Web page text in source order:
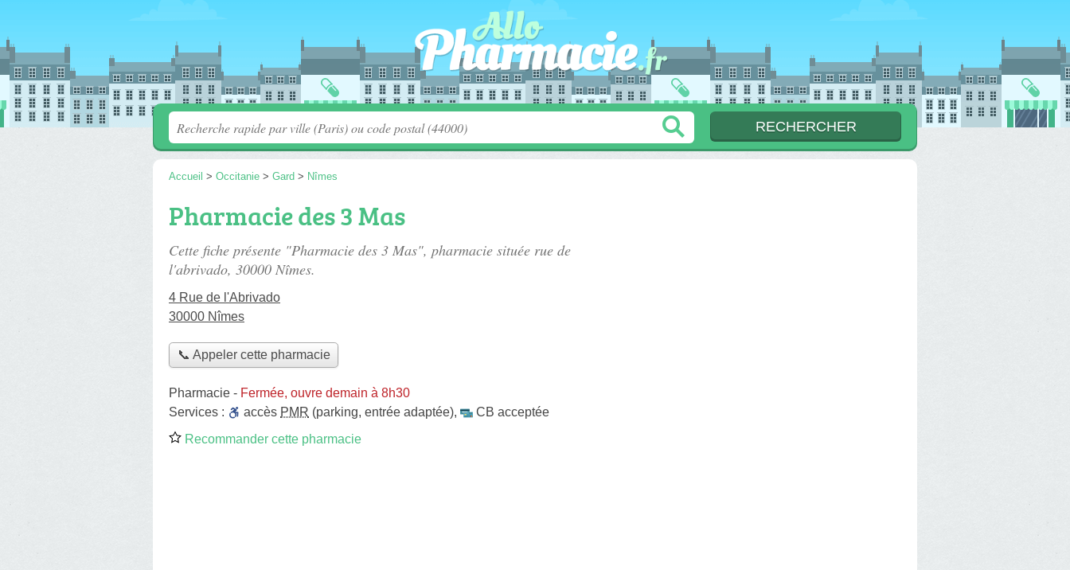
Accueil > Occitanie > Gard > Nîmes
Pharmacie des 3 Mas
Cette fiche présente "Pharmacie des 3 Mas", pharmacie située rue de
l'abrivado, 30000 Nîmes.
4 Rue de l'Abrivado
30000 Nîmes
📞 Appeler cette pharmacie
Pharmacie - Fermée, ouvre demain à 8h30
Services :
accès PMR (parking, entrée adaptée),
CB acceptée
Recommander cette pharmacie